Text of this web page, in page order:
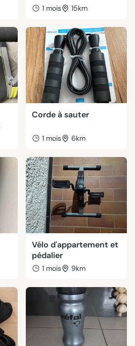
1 mois 15km
Corde à sauter
1 mois 6km
Vélo d'appartement et
pédalier
1 mois 9km